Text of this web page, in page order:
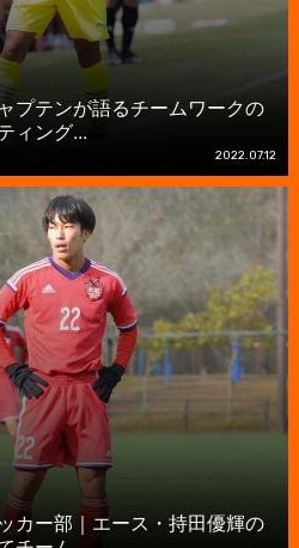
プテンが語るチームワークの
ィング...
2022.07.12
カー部｜エース・持田優輝の